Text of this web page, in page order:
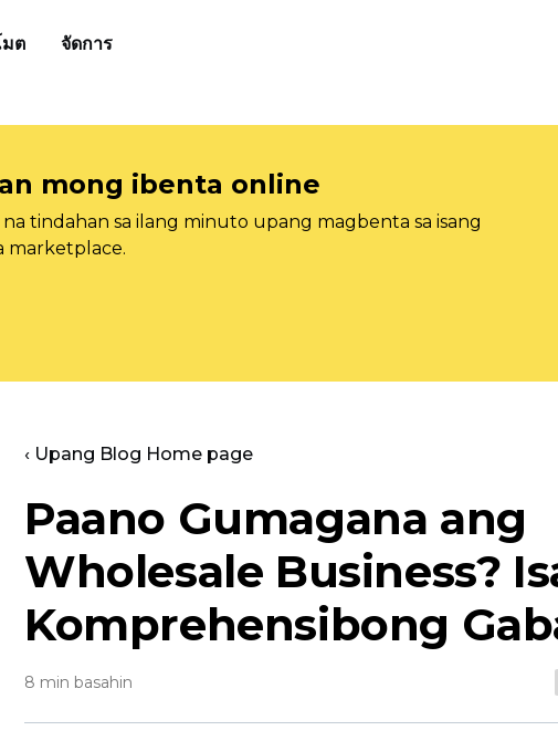
มต จัดการ
mong ibenta online
tindahan sa ilang minuto upang magbenta sa isang
marketplace.
‹ Upang Blog Home page
Paano Gumagana ang
Wholesale Business?
Komprehensibong
8 min basahin